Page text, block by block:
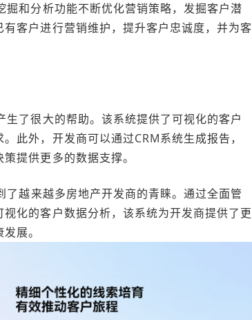
和分析功能不断优化营销策略，发掘客户潜
客户进行营销维护，提升客户忠诚度，并为客
了很大的帮助。该系统提供了可视化的客户
此外，开发商可以通过CRM系统生成报告，
提供更多的数据支撑。
了越来越多房地产开发商的青睐。通过全面管
化的客户数据分析，该系统为开发商提供了更
展。